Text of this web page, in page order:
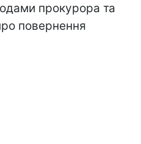
прокурора та
повернення